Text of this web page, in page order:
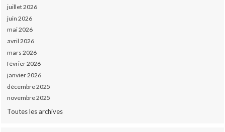
juillet 2026
juin 2026
mai 2026
avril 2026
mars 2026
février 2026
janvier 2026
décembre 2025
novembre 2025
Toutes les archives